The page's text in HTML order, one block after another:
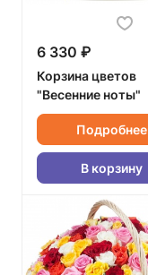
6 330 ₽
Корзина цветов
"Весенние ноты"
Подробнее
В корзину